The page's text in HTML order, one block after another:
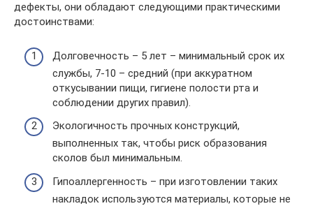
дефекты, они обладают следующими практическими
достоинствами:
Долговечность – 5 лет – минимальный срок их
службы, 7-10 – средний (при аккуратном
откусывании пищи, гигиене полости рта и
соблюдении других правил).
Экологичность прочных конструкций,
выполненных так, чтобы риск образования
сколов был минимальным.
Гипоаллергенность – при изготовлении таких
накладок используются материалы, которые не